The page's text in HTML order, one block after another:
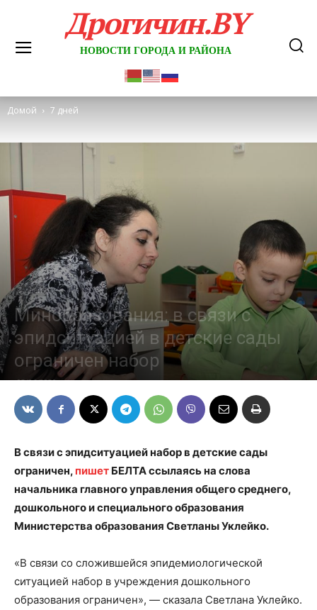
Дрогичин.BY
НОВОСТИ ГОРОДА И РАЙОНА
Домой 7 дней
7 дней
Минобразования: в связи с
эпидситуацией в детские сады
ограничен набор
03/06/2020
В связи с эпидситуацией набор в детские сады
ограничен, пишет БЕЛТА ссылаясь на слова
начальника главного управления общего среднего,
дошкольного и специального образования
Министерства образования Светланы Уклейко.
«В связи со сложившейся эпидемиологической
ситуацией набор в учреждения дошкольного
образования ограничен», — сказала Светлана Уклейко.